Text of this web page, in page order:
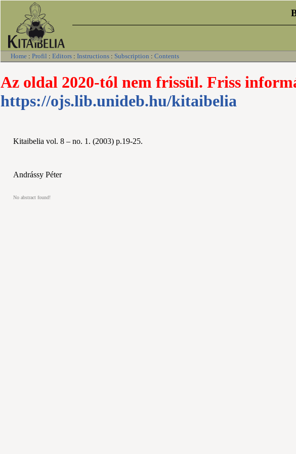
Home : Profil : Editors : Instructions : Subscription : Contents
Az oldal 2020-tól nem frissül. Friss
https://ojs.lib.unideb.hu/kitaibelia
Kitaibelia vol. 8 – no. 1. (2003) p.19-25.
Andrássy Péter
No abstract found!